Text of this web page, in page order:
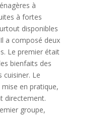
à
à fortes
disponibles
a composé deux
Le premier était
bienfaits des
cuisiner. Le
en pratique,
directement.
groupe,